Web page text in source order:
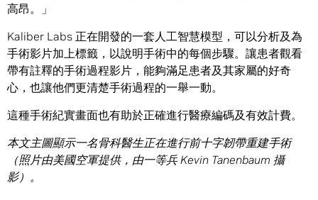
高昂。」
Kaliber Labs 正在開發的一套人工智慧模型，可以分析及為
手術影片加上標籤，以說明手術中的每個步驟。讓患者觀看
帶有註釋的手術過程影片，能夠滿足患者及其家屬的好奇
心，也讓他們更清楚手術過程的一舉一動。
這種手術紀實畫面也有助於正確進行醫療編碼及有效計費。
本文主圖顯示一名骨科醫生正在進行前十字韌帶重建手術
（照片由美國空軍提供，由一等兵Kevin Tanenbaum 攝
影）。